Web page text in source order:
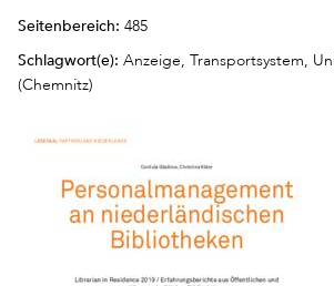
Seitenbereich: 485
Schlagwort(e): Anzeige, Transportsystem,
(Chemnitz)